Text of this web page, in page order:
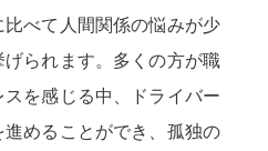
べて人間関係の悩みが少
られます。多くの方が職
を感じる中、ドライバー
めることができ、孤独の